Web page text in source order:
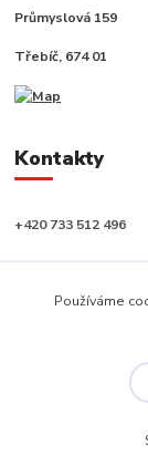
Průmyslová 159
Třebíč, 674 01
Kontakty
+420 733 512 496
Používáme